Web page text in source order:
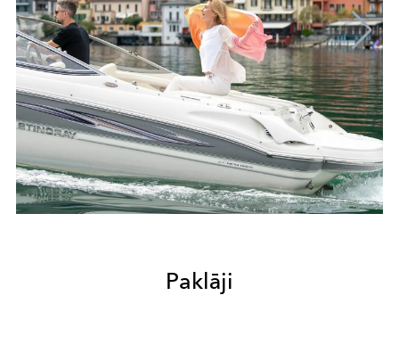
Paklāji